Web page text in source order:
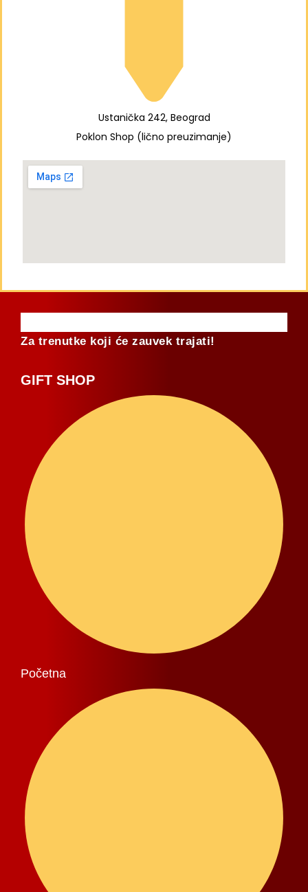
Ustanička 242, Beograd
Poklon Shop (lično preuzimanje)
Za trenutke koji će zauvek trajati!
GIFT SHOP
Početna